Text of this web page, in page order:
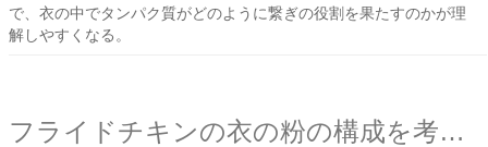
で、衣の中でタンパク質がどのように繋ぎの役割を果たすのかが理
解しやすくなる。
フライドチキンの衣の粉の構成を考える